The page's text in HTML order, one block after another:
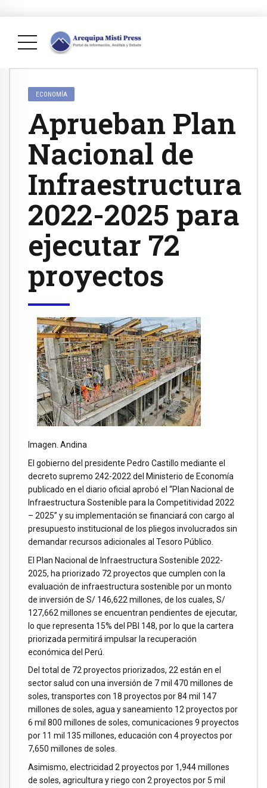
ECONOMÍA
Aprueban Plan
Nacional de
Infraestructura
2022-2025 para
ejecutar 72
proyectos
Imagen. Andina
El gobierno del presidente Pedro Castillo mediante el
decreto supremo 242-2022 del Ministerio de Economía
publicado en el diario oficial aprobó el “Plan Nacional de
Infraestructura Sostenible para la Competitividad 2022
– 2025” y su implementación se financiará con cargo al
presupuesto institucional de los pliegos involucrados sin
demandar recursos adicionales al Tesoro Público.
El Plan Nacional de Infraestructura Sostenible 2022-
2025, ha priorizado 72 proyectos que cumplen con la
evaluación de infraestructura sostenible por un monto
de inversión de S/ 146,622 millones, de los cuales, S/
127,662 millones se encuentran pendientes de ejecutar,
lo que representa 15% del PBI 148, por lo que la cartera
priorizada permitirá impulsar la recuperación
económica del Perú.
Del total de 72 proyectos priorizados, 22 están en el
sector salud con una inversión de 7 mil 470 millones de
soles, transportes con 18 proyectos por 84 mil 147
millones de soles, agua y saneamiento 12 proyectos por
6 mil 800 millones de soles, comunicaciones 9 proyectos
por 11 mil 135 millones, educación con 4 proyectos por
7,650 millones de soles.
Asimismo, electricidad 2 proyectos por 1,944 millones
de soles, agricultura y riego con 2 proyectos por 5 mil